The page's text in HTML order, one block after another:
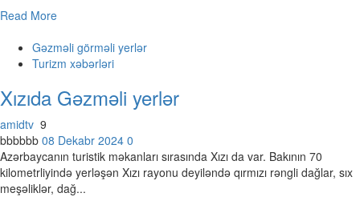
Read More
Gəzməli görməli yerlər
Turizm xəbərləri
Xızıda Gəzməli yerlər
amidtv 9
bbbbbb 08 Dekabr 2024 0
Azərbaycanın turistik məkanları sırasında Xızı da var. Bakının 70
kilometrliyində yerləşən Xızı rayonu deyiləndə qırmızı rəngli dağlar, sıx
meşəliklər, dağ...